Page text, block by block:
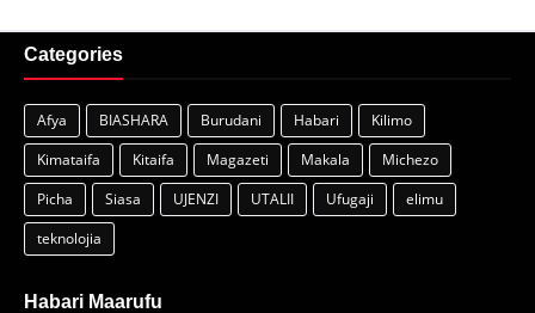
Categories
Afya BIASHARA Burudani Habari
Kilimo
Kimataifa
Kitaifa Magazeti Makala
Michezo
Picha
Siasa UJENZI UTALII Ufugaji
elimu
teknolojia
Habari Maarufu